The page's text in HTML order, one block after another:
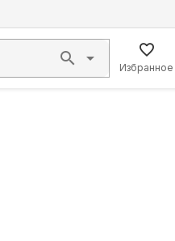
Избранное